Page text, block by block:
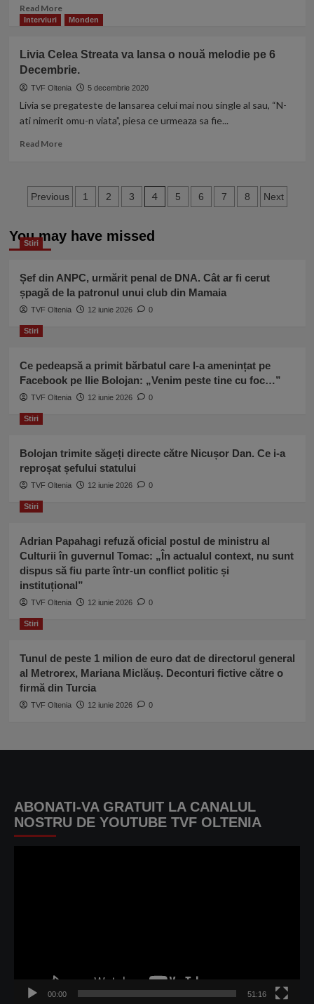
graiul
pe
Oltenia
3TV
Read MoreRead
more
Interviu
cu
interpreta
muzică
populară
Interviuri Monden
Livia Celea Streata va lansa o nouă melodie pe 6
Decembrie.
TVF Oltenia 5 decembrie 2020
Livia se pregateste de lansarea celui mai nou single al sau, “N-
ati nimerit omu-n viata”, piesa ce urmeaza sa fie...
Read MoreRead
Celea
Streata
lansa
melodie
pe
Decembrie.
Paginație
Previous 1 2 3 4 5 6 7 8 Next
You may have missed
Stiri
Șef din ANPC, urmărit penal de DNA. Cât ar fi cerut
șpagă de la patronul unui club din Mamaia
TVF Oltenia 12 iunie 2026 0
Stiri
Ce pedeapsă a primit bărbatul care l-a amenințat pe
Facebook pe Ilie Bolojan: „Venim peste tine cu foc…”
TVF Oltenia 12 iunie 2026 0
Stiri
Bolojan trimite săgeți directe către Nicușor Dan. Ce i-a
reproșat șefului statului
TVF Oltenia 12 iunie 2026 0
Stiri
Adrian Papahagi refuză oficial postul de ministru al
Culturii în guvernul Tomac: „În actualul context, nu sunt
dispus să fiu parte într-un conflict politic și
instituțional”
TVF Oltenia 12 iunie 2026 0
Stiri
Tunul de peste 1 milion de euro dat de directorul general
al Metrorex, Mariana Miclăuș. Deconturi fictive către o
firmă din Turcia
TVF Oltenia 12 iunie 2026 0
ABONATI-VA GRATUIT LA CANALUL
NOSTRU DE YOUTUBE TVF OLTENIA
00:00 51:16